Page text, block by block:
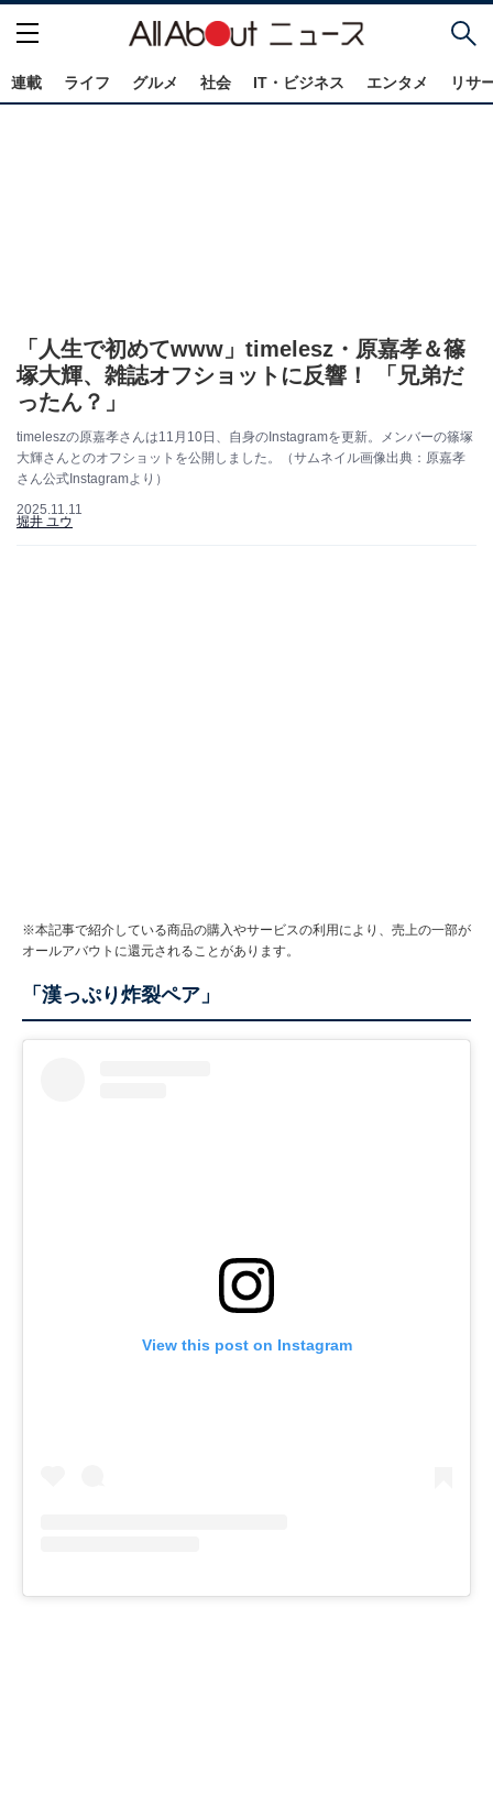
連載 ライフ グルメ 社会 IT・ビジネス エンタメ リサ
「人生で初めてwww」timelesz・原嘉孝＆篠
塚大輝、雑誌オフショットに反響！ 「兄弟だ
ったん？」
timeleszの原嘉孝さんは11月10日、自身のInstagramを更新。メンバーの篠塚
大輝さんとのオフショットを公開しました。（サムネイル画像出典：原嘉孝
さん公式Instagramより）
2025.11.11
堀井 ユウ
※本記事で紹介している商品の購入やサービスの利用により、売上の一部が
オールアバウトに還元されることがあります。
「漢っぷり炸裂ペア」
View this post on Instagram